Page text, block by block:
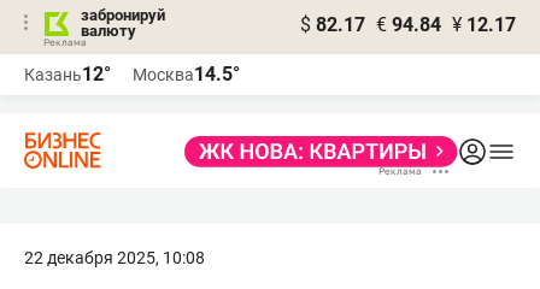
забронируй
валюту
$ 82.17 € 94.84 ¥ 12.17
Казань12° Москва14.5°
22 декабря 2025, 10:08